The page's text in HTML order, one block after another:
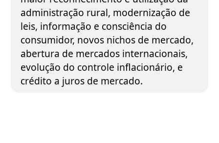
administração rural, modernização de
leis, informação e consciência do
consumidor, novos nichos de mercado,
abertura de mercados internacionais,
evolução do controle inflacionário, e
crédito a juros de mercado.